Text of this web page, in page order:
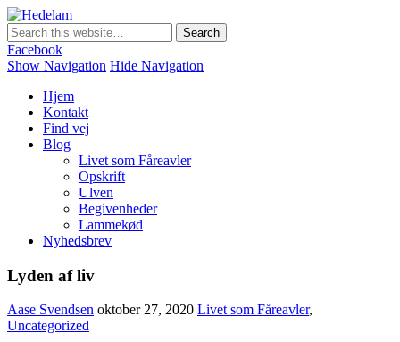
Danmarks bedste lammekød Direkte fra den Sønderjyske hede
Facebook
Show Navigation Hide Navigation
Hjem
Kontakt
Find vej
Blog
Livet som Fåreavler
Opskrift
Ulven
Begivenheder
Lammekød
Nyhedsbrev
Lyden af liv
Aase Svendsen oktober 27, 2020 Livet som Fåreavler,
Uncategorized